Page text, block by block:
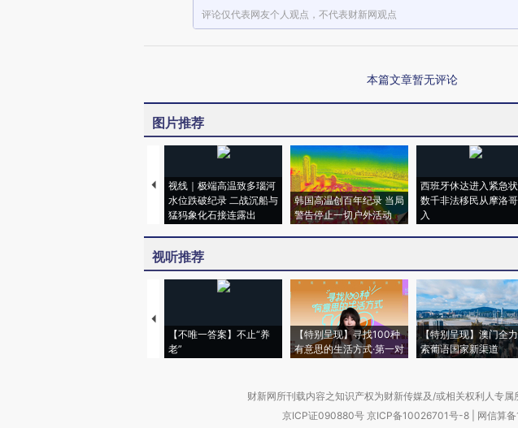
评论仅代表网友个人观点，不代表财新网观点
本篇文章暂无评论
图片推荐
视线｜极端高温致多瑙河
水位跌破纪录 二战沉船与
猛犸象化石接连露出
韩国高温创百年纪录 当局
警告停止一切户外活动
西班牙休达进入紧急
数千非法移民从摩洛
入
视听推荐
【不唯一答案】不止“养
老”
【特别呈现】寻找100种
有意思的生活方式·第一对
【特别呈现】澳门全
索葡语国家新渠道
财新网所刊载内容之知识产权为财新传媒及/或相关权利人专
京ICP证090880号 京ICP备10026701号-8 网信算